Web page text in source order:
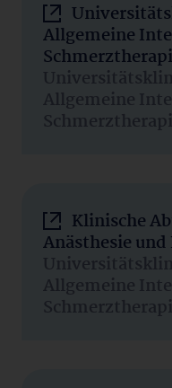
Allgemeine
Allgemeine
Klinische
Anästhesie
Allgemeine